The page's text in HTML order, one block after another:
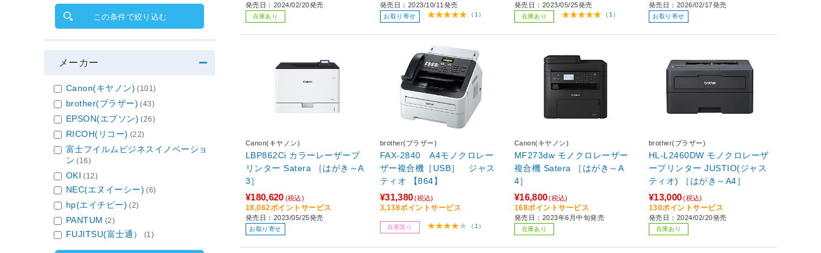
発売日：2024/02/20発売
在庫あり
発売日：2023/10/11発売
お取り寄せ （1）
発売日：2023/05/25発売
在庫あり （1）
発売日：2026/02/17発売
お取り寄せ
Canon(キヤノン)
LBP862Ci カラーレーザープ
リンター Satera ［はがき～A
3］
¥180,620 (税込)
18,062ポイントサービス
発売日：2023/05/25発売
お取り寄せ
brother(ブラザー)
FAX-2840 A4モノクロレー
ザー複合機［USB］ ジャス
ティオ 【864】
¥31,380(税込)
3,138ポイントサービス
在庫限り （1）
Canon(キヤノン)
MF273dw モノクロレーザー
複合機 Satera ［はがき～A
4］
¥16,800(税込)
168ポイントサービス
発売日：2023年6月中旬発売
在庫あり
brother(ブラザー)
HL-L2460DW モノクロレーザ
ープリンター JUSTIO(ジャス
ティオ) ［はがき～A4］
¥13,000(税込)
130ポイントサービス
発売日：2024/02/20発売
在庫あり
この条件で絞り込む
メーカー
Canon(キヤノン) (101)
brother(ブラザー) (43)
EPSON(エプソン) (26)
RICOH(リコー) (22)
富士フイルムビジネスイノベーショ
ン (16)
OKI (12)
NEC(エヌイーシー) (6)
hp(エイチピー) (2)
PANTUM (2)
FUJITSU(富士通） (1)